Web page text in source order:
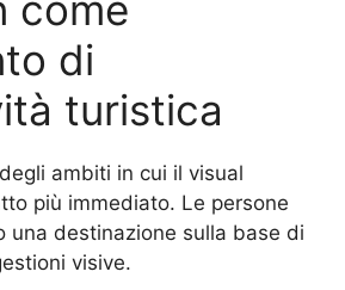
di
turistica
ambiti in cui il visual
più immediato. Le persone
una destinazione sulla base di
visive.